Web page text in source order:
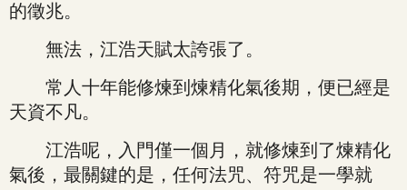
的徵兆。
無法，江浩天賦太誇張了。
常人十年能修煉到煉精化氣後期，便已經是
天資不凡。
江浩呢，入門僅一個月，就修煉到了煉精化
氣後，最關鍵的是，任何法咒、符咒是一學就